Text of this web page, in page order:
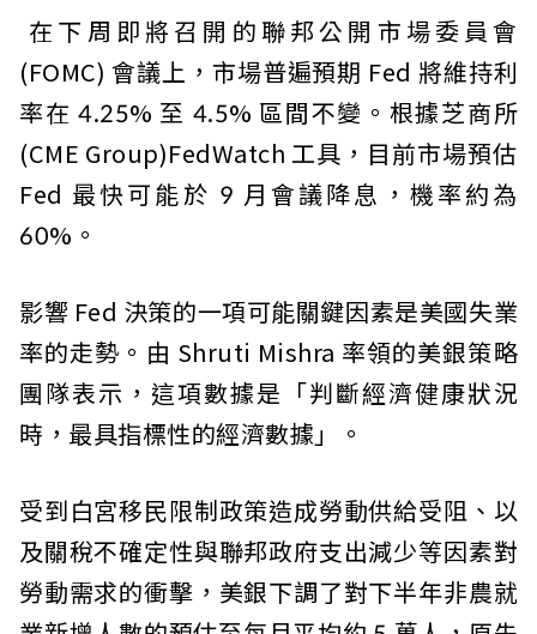
在下周即將召開的聯邦公開市場委員會
(FOMC) 會議上，市場普遍預期 Fed 將維持利
率在 4.25% 至 4.5% 區間不變。根據芝商所
(CME Group)FedWatch 工具，目前市場預估
Fed 最快可能於 9 月會議降息，機率約為
60%。
影響 Fed 決策的一項可能關鍵因素是美國失業
率的走勢。由 Shruti Mishra 率領的美銀策略
團隊表示，這項數據是「判斷經濟健康狀況
時，最具指標性的經濟數據」。
受到白宮移民限制政策造成勞動供給受阻、以
及關稅不確定性與聯邦政府支出減少等因素對
勞動需求的衝擊，美銀下調了對下半年非農就